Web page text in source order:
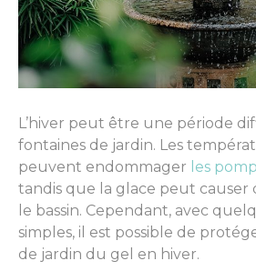
L’hiver peut être une période
fontaines de jardin. Les
peuvent endommager les
tandis que la glace peut causer
le bassin. Cependant, avec
simples, il est possible de
de jardin du gel en hiver.